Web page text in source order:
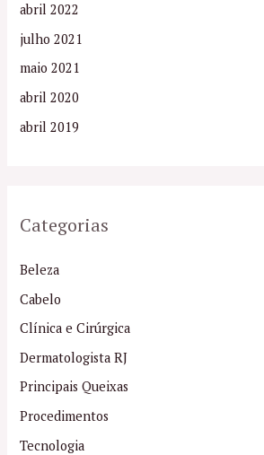
abril 2022
julho 2021
maio 2021
abril 2020
abril 2019
Categorias
Beleza
Cabelo
Clínica e Cirúrgica
Dermatologista RJ
Principais Queixas
Procedimentos
Tecnologia